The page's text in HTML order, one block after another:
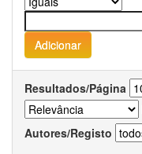
Resultados/Página
Autores/Registo